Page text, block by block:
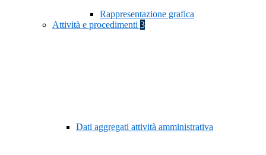
Rappresentazione grafica
Attività e procedimenti 3
Dati aggregati attività amministrativa